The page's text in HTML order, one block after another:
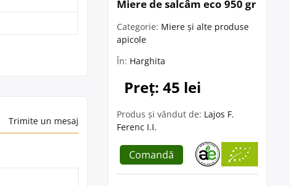
Trimite un mesaj
Miere de salcâm eco 950 gr
Categorie: Miere și alte produse
apicole
În: Harghita
Preț: 45 lei
Produs și vândut de: Lajos F.
Ferenc I.I.
Comandă